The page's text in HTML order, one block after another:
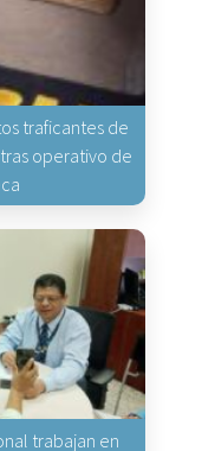
traficantes de
operativo de
trabajan en